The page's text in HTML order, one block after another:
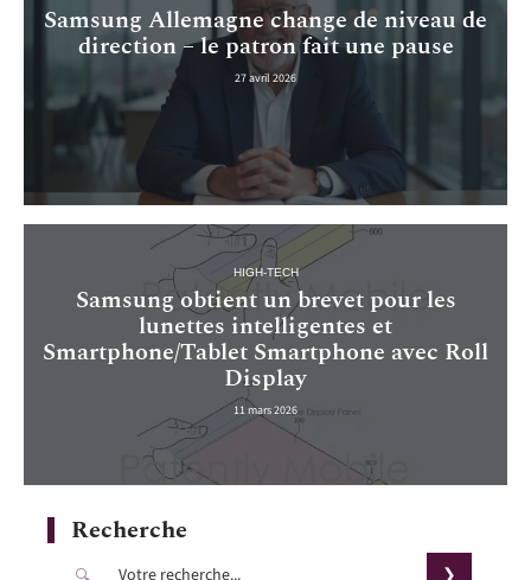
Samsung Allemagne change de niveau de
direction – le patron fait une pause
27 avril 2026
HIGH-TECH
Samsung obtient un brevet pour les
lunettes intelligentes et
Smartphone/Tablet Smartphone avec Roll
Display
11 mars 2026
Recherche